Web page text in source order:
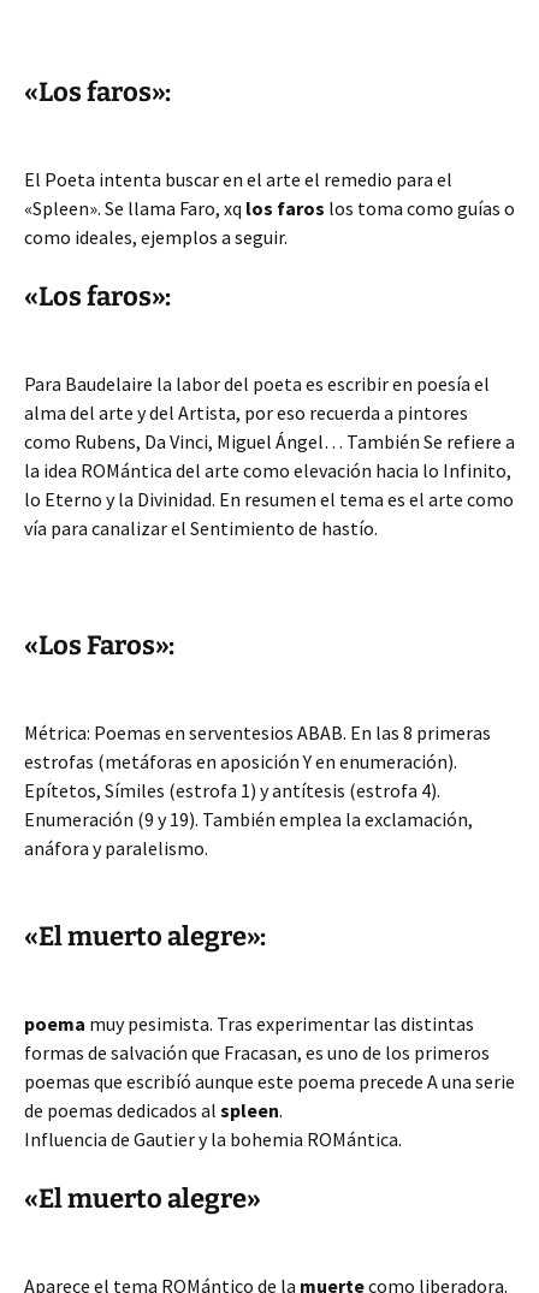
«Los faros»:
El Poeta intenta buscar en el arte el remedio para el
«Spleen». Se llama Faro, xq los faros los toma como guías o
como ideales, ejemplos a seguir.
«Los faros»:
Para Baudelaire la labor del poeta es escribir en poesía el
alma del arte y del Artista, por eso recuerda a pintores
como Rubens, Da Vinci, Miguel Ángel… También Se refiere a
la idea ROMántica del arte como elevación hacia lo Infinito,
lo Eterno y la Divinidad. En resumen el tema es el arte como
vía para canalizar el Sentimiento de hastío.
«Los Faros»:
Métrica: Poemas en serventesios ABAB. En las 8 primeras
estrofas (metáforas en aposición Y en enumeración).
Epítetos, Símiles (estrofa 1) y antítesis (estrofa 4).
Enumeración (9 y 19). También emplea la exclamación,
anáfora y paralelismo.
«El muerto alegre»:
poema muy pesimista. Tras experimentar las distintas
formas de salvación que Fracasan, es uno de los primeros
poemas que escribíó aunque este poema precede A una serie
de poemas dedicados al spleen.
Influencia de Gautier y la bohemia ROMántica.
«El muerto alegre»
Aparece el tema ROMántico de la muertecomo liberadora.